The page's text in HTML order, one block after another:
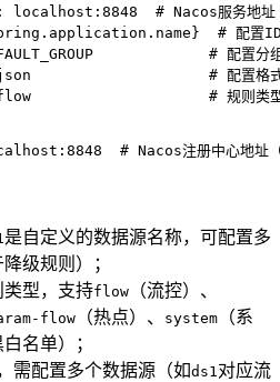
localhost:8848
# Nacos服务地址
# 配置ID
# 配置分
# 配置格
# 规则类
# Nacos注册中心地址
是自定义的数据源名称，可配置多
级规则）；
类型，支持flow （流控）、
flow （热点）、 system （系
白名单）；
需配置多个数据源（如ds1对应流